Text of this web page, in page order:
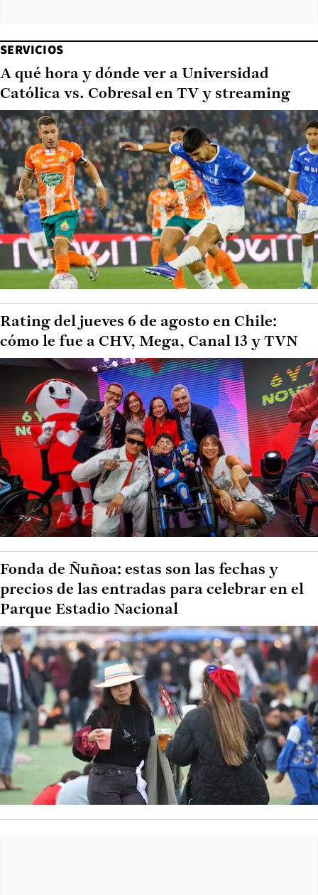
SERVICIOS
A qué hora y dónde ver a Universidad
Católica vs. Cobresal en TV y streaming
Rating del jueves 6 de agosto en Chile:
cómo le fue a CHV, Mega, Canal 13 y TVN
Fonda de Ñuñoa: estas son las fechas y
precios de las entradas para celebrar en el
Parque Estadio Nacional